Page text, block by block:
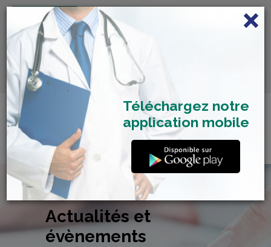
FRANÇAIS
Centre de Check-up Bilan
Santé
Actualités et
évènements
Téléchargez notre
application mobile